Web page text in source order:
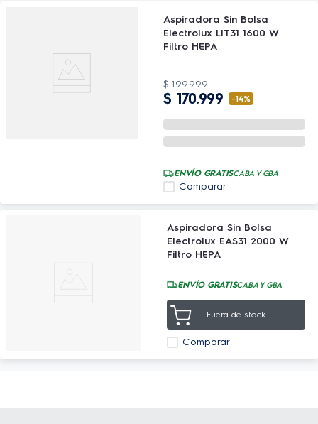
Aspiradora Sin Bolsa
Electrolux LIT31 1600 W
Filtro HEPA
$ 199.999
$ 170.999 -14%
ENVÍO GRATISCABA Y GBA
Comparar
Aspiradora Sin Bolsa
Electrolux EAS31 2000 W
Filtro HEPA
ENVÍO GRATISCABA Y GBA
Fuera de stock
Comparar